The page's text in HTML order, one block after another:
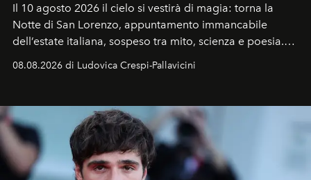
Il 10 agosto 2026 il cielo si vestirà di magia: torna la
Notte di San Lorenzo, appuntamento immancabile
dell’estate italiana, sospeso tra mito, scienza e poesia.
celeste per seguire il passaggio delle
all’universo i desideri più segreti
08.08.2026 di Ludovica Crespi-Pallavicini